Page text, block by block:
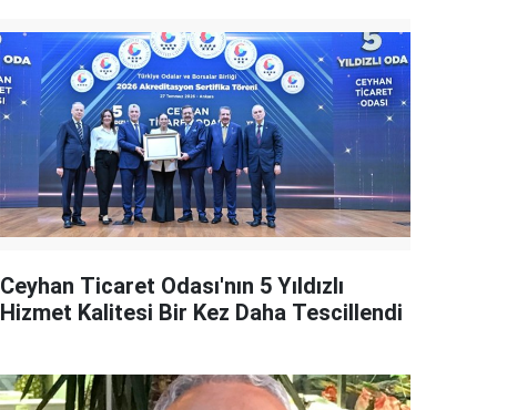
Ceyhan Ticaret Odası'nın 5 Yıldızlı
Hizmet Kalitesi Bir Kez Daha Tescillendi